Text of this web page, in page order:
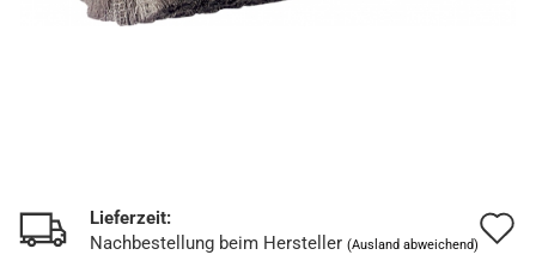
Lieferzeit:
Nachbestellung beim Hersteller (Ausland abweichend)